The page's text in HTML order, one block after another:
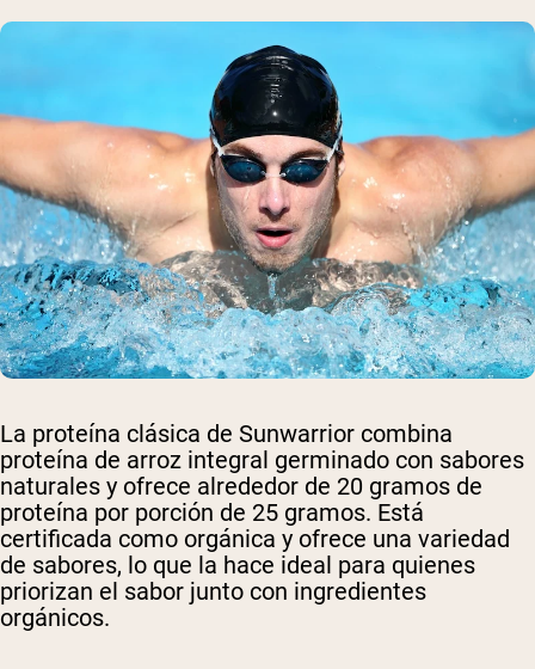
La proteína clásica de Sunwarrior combina
proteína de arroz integral germinado con sabores
naturales y ofrece alrededor de 20 gramos de
proteína por porción de 25 gramos. Está
certificada como orgánica y ofrece una variedad
de sabores, lo que la hace ideal para quienes
priorizan el sabor junto con ingredientes
orgánicos.